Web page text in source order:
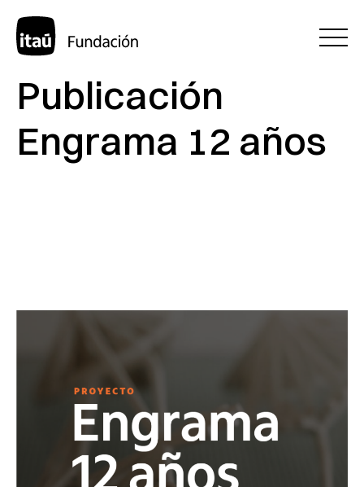
Publicación
Engrama 12 años